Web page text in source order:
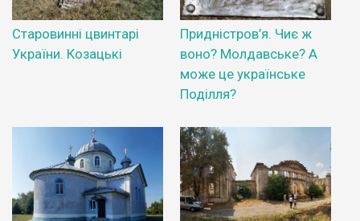
Старовинні цвинтарі
України. Козацькі
Придністров’я. Чиє ж
воно? Молдавське? А
може це українське
Поділля?